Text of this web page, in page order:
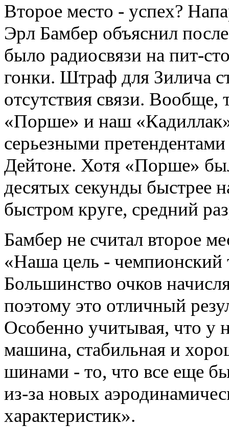
Второе место - успех?
Эрл Бамбер объяснил
было радиосвязи на пит-
гонки. Штраф для Зилича
отсутствия связи. Вообще,
«Порше» и наш
серьезными
Дейтоне. Хотя «Порше»
десятых секунды быстрее
быстром круге, средний
Бамбер не считал второе
«Наша цель - чемпионский
Большинство очков
поэтому это отличный
Особенно учитывая, что у
машина, стабильная и
шинами - то, что все еще
из-за новых
характеристик».